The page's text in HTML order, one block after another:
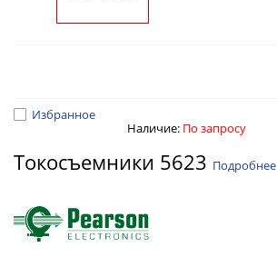
Избранное
Наличие: По запросу
Токосъемники 5623 Подробнее